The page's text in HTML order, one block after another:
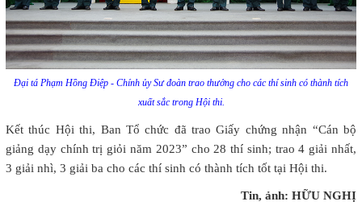
Đại tá Phạm Hồng Điệp - Chính ủy Sư đoàn trao thưởng cho các thí sinh có thành tích
xuất sắc trong Hội thi.
Kết thúc Hội thi, Ban Tổ chức đã trao Giấy chứng nhận “Cán bộ
giảng dạy chính trị giỏi năm 2023” cho 28 thí sinh; trao 4 giải nhất,
3 giải nhì, 3 giải ba cho các thí sinh có thành tích tốt tại Hội thi.
Tin, ảnh: HỮU NGHỊ